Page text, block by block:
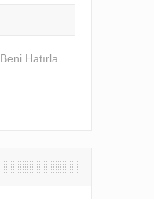
Beni Hatırla